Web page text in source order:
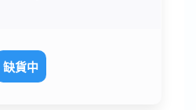
缺貨中